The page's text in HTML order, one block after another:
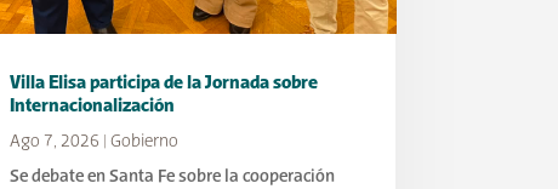
Villa Elisa participa de la Jornada sobre
Internacionalización
Ago 7, 2026
Gobierno
Se debate en Santa Fe sobre la cooperación